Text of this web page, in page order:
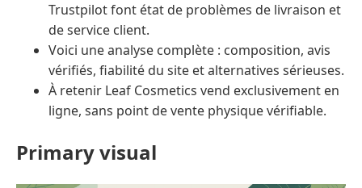
Trustpilot font état de problèmes de livraison et
de service client.
Voici une analyse complète : composition, avis
vérifiés, fiabilité du site et alternatives sérieuses.
À retenir Leaf Cosmetics vend exclusivement en
ligne, sans point de vente physique vérifiable.
Primary visual